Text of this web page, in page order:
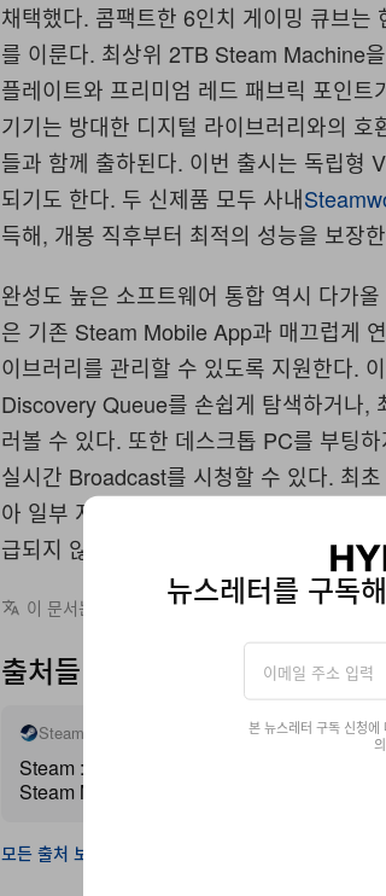
채택했다. 콤팩트한 6인치 게이밍 큐브
를 이룬다. 최상위 2TB Steam Machine
플레이트와 프리미엄 레드 패브릭 포인
기기는 방대한 디지털 라이브러리와의
들과 함께 출하된다. 이번 출시는 독립형
되기도 한다. 두 신제품 모두 사내
득해, 개봉 직후부터 최적의 성능을 보장
완성도 높은 소프트웨어 통합 역시 다가
은 기존 Steam Mobile App과 매끄럽게
이브러리를 관리할 수 있도록 지원한다.
Discovery Queue를 손쉽게 탐색하거나,
러볼 수 있다. 또한 데스크톱 PC를 부팅
실시간 Broadcast를 시청할 수 있다. 최
아 일부 지역을 우선 대상으로 한다. 한
급되지 않는다.
이 문서는 영어에서 자동으로 번역되었습니다.
출처들
Steamcommunity
Steam :: Steamworks Development ::
Steam Machine and Steam Frame
모든 출처 보기
뉴스레터를 구독
본 뉴스레터 구독 신청에